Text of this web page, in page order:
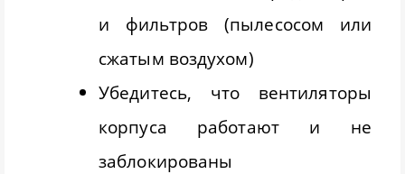
и фильтров (пылесосом или
сжатым воздухом)
Убедитесь, что вентиляторы
корпуса работают и не
заблокированы